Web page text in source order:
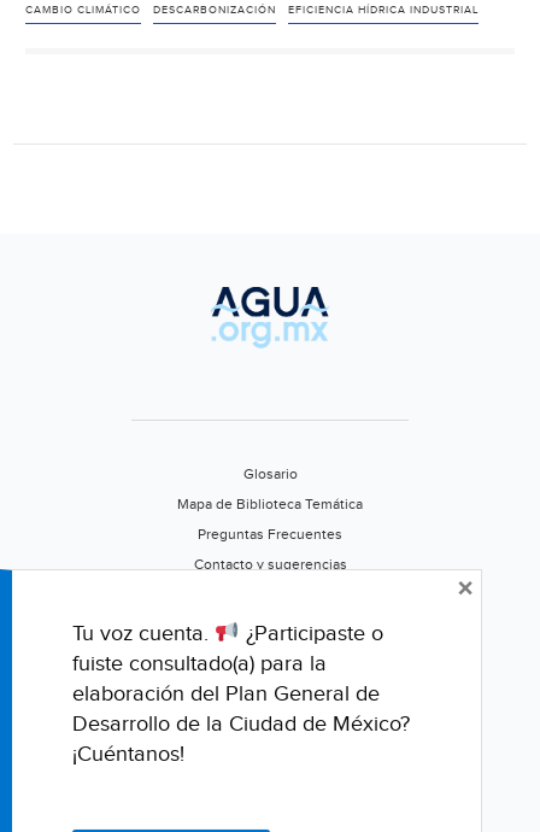
del
en
la
industria
CAMBIO CLIMÁTICO DESCARBONIZACIÓN EFICIENCIA HÍDRICA INDUSTRIAL
Glosario
Mapa de Biblioteca Temática
Preguntas Frecuentes
Contacto y sugerencias
Califica este portal
Tu voz cuenta.
¿Participaste o
fuiste consultado(a) para la
elaboración del Plan General de
Desarrollo de la Ciudad de México?
¡Cuéntanos!
×